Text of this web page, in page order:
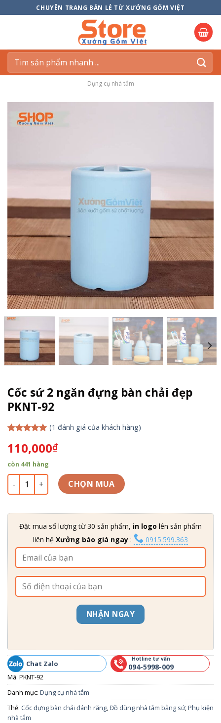
to
CHUYÊN TRANG BÁN LẺ TỪ XƯỞNG GỐM VIỆT
Tìm
kiếm:
Dụng cụ nhà tắm
Cốc sứ 2 ngăn đựng bàn chải đẹp
PKNT-92
dựa trên
đánh giá
(1 đánh giá của khách hàng)
110,000₫
còn 441 hàng
Cốc sứ 2 ngăn đựng bàn chải đẹp PKNT-92 số lượng
CHỌN MUA
Đặt mua số lượng từ 30 sản phẩm, in logo lên sản phẩm
liên hệ Xưởng báo giá ngay : 0915.599.363
NHẬN NGAY
Chat Zalo
Hotline tư vấn
094-5998-009
Mã: PKNT-92
Danh mục: Dụng cụ nhà tắm
Thẻ: Cốc đựng bàn chải đánh răng,Đồ dùng nhà tắm bằng sứ,Phụ kiện
nhà tắm